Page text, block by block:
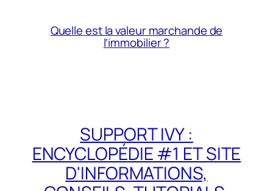
Quelle est la valeur marchande de
l’immobilier ?
SUPPORT IVY :
ENCYCLOPÉDIE #1 ET SITE
D'INFORMATIONS,